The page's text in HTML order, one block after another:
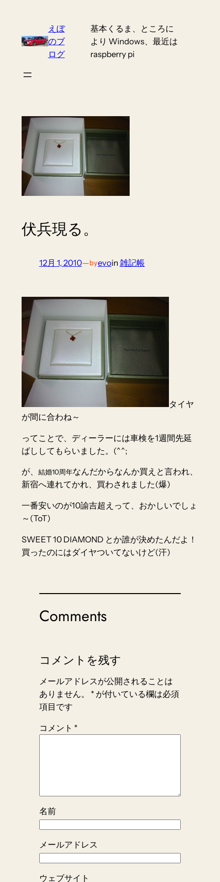
content
えぼ
のブ
ログ
基本くるま、ところに
より Windows、最近は
raspberry pi
伏兵現る。
12月 1, 2010—byevoin 雑記帳
タイヤ
が間に合わね～
ってことで、ディーラーには車検を1週間先延
ばししてもらいました。(^^;
が、 結婚10周年なんだからなんか買え と言われ、
新宿へ連れてかれ、買わされました(爆)
一番安いのが10諭吉超えって、おかしいでしょ
～(ToT)
SWEET 10 DIAMOND とか誰が決めたんだよ！
買ったのにはダイヤついてないけど(汗)
Comments
コメントを残す
メールアドレスが公開されることは
ありません。
* が付いている欄は必須
項目です
コメント *
名前
メールアドレス
ウェブサイト